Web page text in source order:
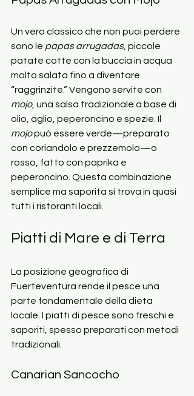
Un vero classico che non puoi perdere
sono le papas arrugadas, piccole
patate cotte con la buccia in acqua
molto salata fino a diventare
“raggrinzite.” Vengono servite con
mojo, una salsa tradizionale a base di
olio, aglio, peperoncino e spezie. Il
mojo può essere verde—preparato
con coriandolo e prezzemolo—o
rosso, fatto con paprika e
peperoncino. Questa combinazione
semplice ma saporita si trova in quasi
tutti i ristoranti locali.
Piatti di Mare e di Terra
La posizione geografica di
Fuerteventura rende il pesce una
parte fondamentale della dieta
locale. I piatti di pesce sono freschi e
saporiti, spesso preparati con metodi
tradizionali.
Canarian Sancocho